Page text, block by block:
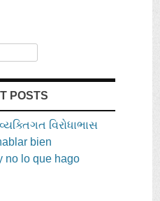
POSTS
વિરોધાભાસ
bien
no lo que hago